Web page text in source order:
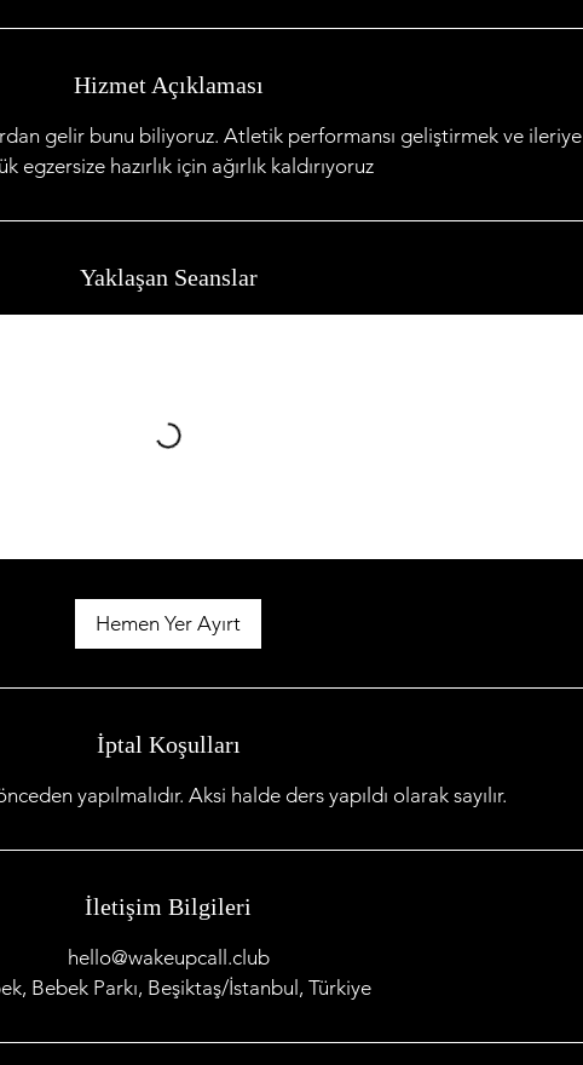
Hizmet Açıklaması
gelir bunu biliyoruz. Atletik performansı geliştirmek ve ileriye
egzersize hazırlık için ağırlık kaldırıyoruz
Yaklaşan Seanslar
Hemen Yer Ayırt
İptal Koşulları
yapılmalıdır. Aksi halde ders yapıldı olarak sayılır.
İletişim Bilgileri
hello@wakeupcall.club
Bebek Parkı, Beşiktaş/İstanbul, Türkiye